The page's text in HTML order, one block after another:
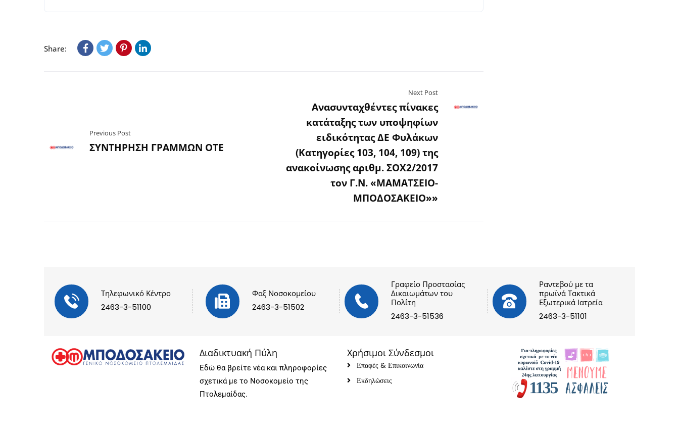
Share:
Previous Post
ΣΥΝΤΗΡΗΣΗ ΓΡΑΜΜΩΝ ΟΤΕ
Next Post
Ανασυνταχθέντες πίνακες
κατάταξης των υποψηφίων
ειδικότητας ΔΕ Φυλάκων
(Κατηγορίες 103, 104, 109) της
ανακοίνωσης αριθμ. ΣΟΧ2/2017
τον Γ.Ν. «ΜΑΜΑΤΣΕΙΟ-
ΜΠΟΔΟΣΑΚΕΙΟ»»
Τηλεφωνικό Κέντρο
2463-3-51100
Φαξ Νοσοκομείου
2463-3-51502
Γραφείο Προστασίας
Δικαιωμάτων του
Πολίτη
2463-3-51536
Ραντεβού με τα
πρωϊνά Τακτικά
Εξωτερικά Ιατρεία
2463-3-51101
Διαδικτυακή Πύλη
Εδώ θα βρείτε νέα και πληροφορίες
σχετικά με το Νοσοκομείο της
Πτολεμαίδας.
Χρήσιμοι Σύνδεσμοι
Επαφές & Επικοινωνία
Εκδηλώσεις